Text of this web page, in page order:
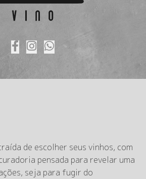
de escolher seus vinhos, com
pensada para revelar uma
seja para fugir do